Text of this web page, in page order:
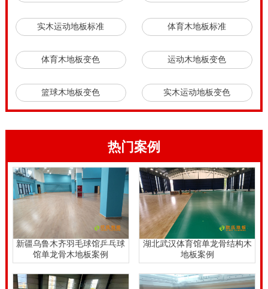
实木运动地板标准 体育木地板标准
体育木地板变色 运动木地板变色
篮球木地板变色 实木运动地板变色
热门案例
新疆乌鲁木齐羽毛球馆乒乓球
馆单龙骨木地板案例
湖北武汉体育馆单龙骨结构木
地板案例